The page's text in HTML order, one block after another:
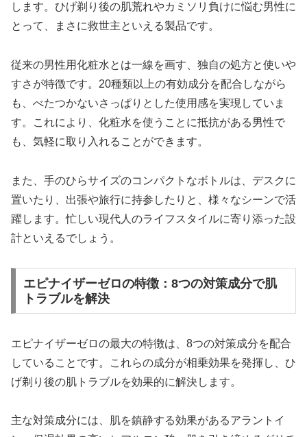
します。ひげ剃り後の肌荒れやカミソリ負けに悩む男性に
とって、まさに救世主といえる製品です。
従来の男性用化粧水とは一線を画す、独自の処方と使いや
すさが特徴です。20種類以上の有効成分を配合しながら
も、べたつかないさっぱりとした使用感を実現していま
す。これにより、化粧水を使うことに抵抗がある男性で
も、気軽に取り入れることができます。
また、手のひらサイズのコンパクトなボトルは、デスクに
置いたり、出張や旅行に持参したりと、様々なシーンで活
躍します。忙しい現代人のライフスタイルに寄り添った設
計といえるでしょう。
エピナイザーゼロの特徴：8つの対策成分で肌
トラブルを解決
エピナイザーゼロの最大の特徴は、8つの対策成分を配合
していることです。これらの成分が相乗効果を発揮し、ひ
げ剃り後の肌トラブルを効果的に解決します。
主な対策成分には、肌を鎮静する効果があるアラントイ